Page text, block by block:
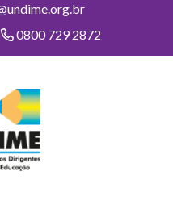
0800 729 2872